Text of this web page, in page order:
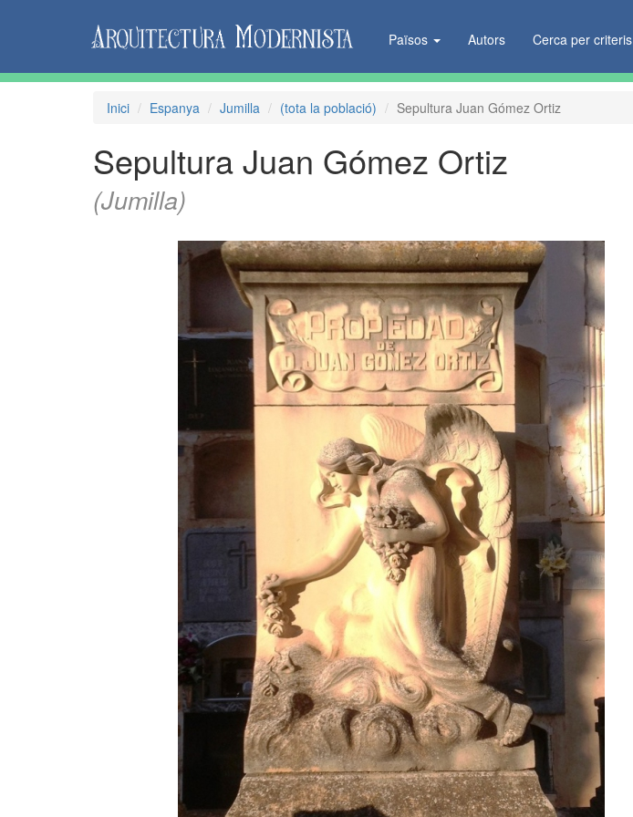
Països Autors Cerca per criteris
Inici Espanya Jumilla (tota la població) Sepultura Juan Gómez Ortiz
Sepultura Juan Gómez Ortiz
(Jumilla)